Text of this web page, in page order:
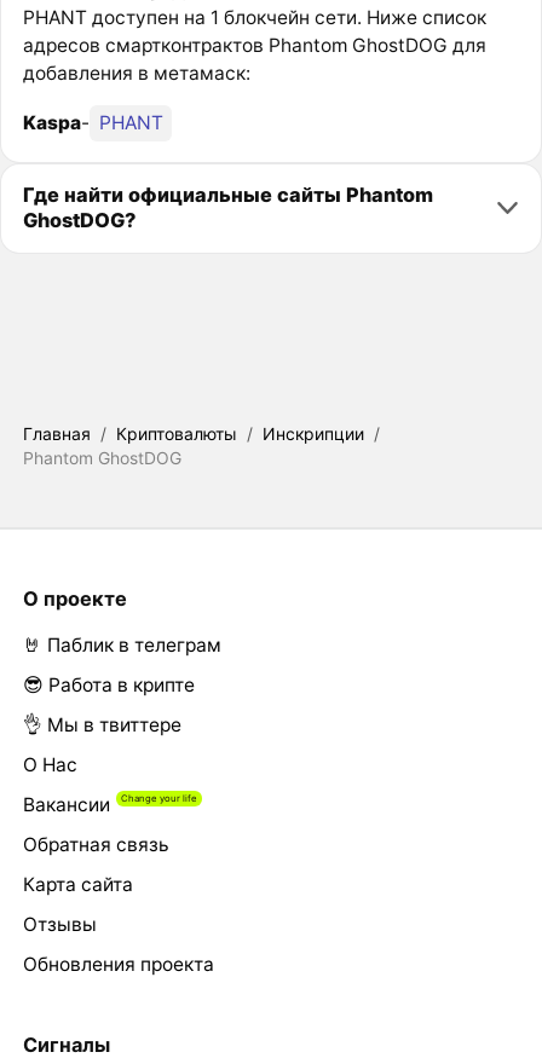
PHANT доступен на 1 блокчейн сети. Ниже список
адресов смартконтрактов Phantom GhostDOG для
добавления в метамаск:
Kaspa- PHANT
Где найти официальные сайты Phantom
GhostDOG?
Главная / Криптовалюты / Инскрипции /
Phantom GhostDOG
О проекте
🤘 Паблик в телеграм
😎 Работа в крипте
👌 Мы в твиттере
О Нас
Вакансии
Обратная связь
Карта сайта
Отзывы
Обновления проекта
Сигналы